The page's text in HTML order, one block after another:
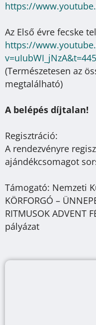
https://
Az Első évre fecske
https://
(Természetesen az
megtalálható)
A belépés díjtalan!
Regisztráció:
A rendezvényre
ajándékcsomagot
Támogató: Nemzeti
KÖRFORGÓ –
RITMUSOK ADVENT
pályázat